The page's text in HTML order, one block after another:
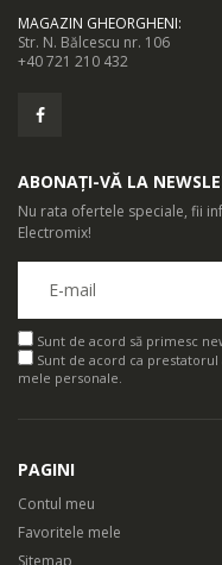
MAGAZIN GHEORGHENI:
Str. N. Bălcescu nr. 106
+40 721 210 432
ABONAȚI-VĂ LA
Nu rata ofertele speciale, fii
Electromix!
Sunt de acord să primesc
Sunt de acord ca
mele personale.
PAGINI
Contul meu
Favoritele mele
Sitemap